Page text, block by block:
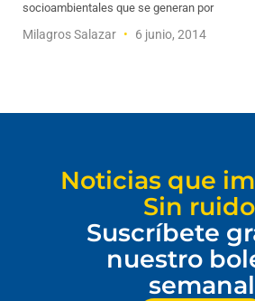
socioambientales que se generan por
Milagros Salazar 6 junio, 2014
Noticias que
Sin
Suscríbete
nuestro
semanal